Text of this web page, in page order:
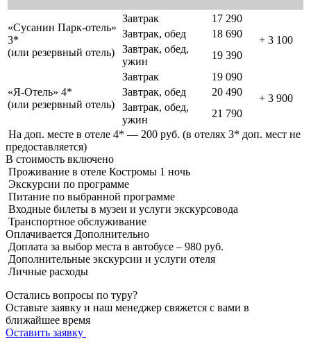
«Сусанин Парк-отель»
3*
(или резервный отель)
Завтрак
17 290
+ 3 100
Завтрак, обед
18 690
Завтрак, обед,
ужин
19 390
«Я-Отель» 4*
(или резервный отель)
Завтрак
19 090
+ 3 900
Завтрак, обед
20 490
Завтрак, обед,
ужин
21 790
На доп. месте в отеле 4* — 200 руб. (в отелях 3* доп. мест не
предоставляется)
В стоимость включено
Проживание в отеле Костромы 1 ночь
Экскурсии по программе
Питание по выбранной программе
Входные билеты в музеи и услуги экскурсовода
Транспортное обслуживание
Оплачивается Дополнительно
Доплата за выбор места в автобусе – 980 руб.
Дополнительные экскурсии и услуги отеля
Личные расходы
Остались вопросы по туру?
Оставьте заявку и наш менеджер свяжется с вами в
ближайшее время
Оставить заявку